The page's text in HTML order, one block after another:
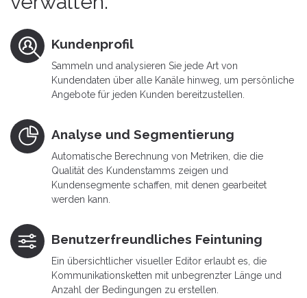
Kundenprofil
Sammeln und analysieren Sie jede Art von
Kundendaten über alle Kanäle hinweg, um persönliche
Angebote für jeden Kunden bereitzustellen.
Analyse und Segmentierung
Automatische Berechnung von Metriken, die die
Qualität des Kundenstamms zeigen und
Kundensegmente schaffen, mit denen gearbeitet
werden kann.
Benutzerfreundliches Feintuning
Ein übersichtlicher visueller Editor erlaubt es, die
Kommunikationsketten mit unbegrenzter Länge und
Anzahl der Bedingungen zu erstellen.